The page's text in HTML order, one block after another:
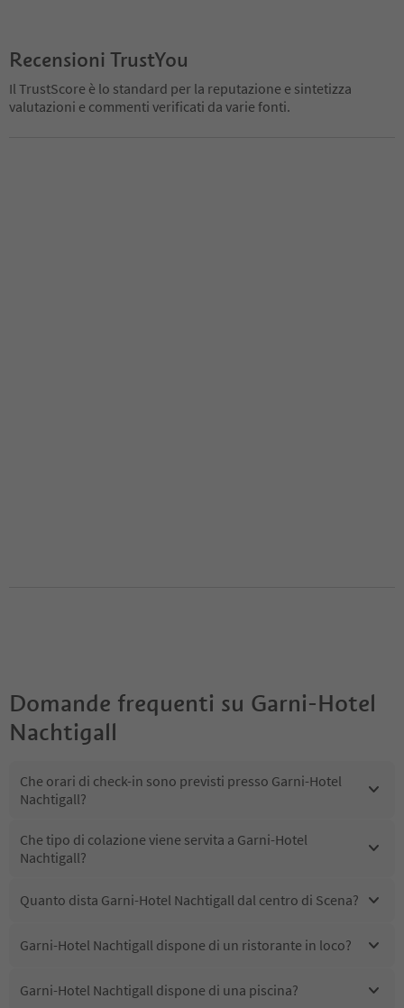
Recensioni TrustYou
Il TrustScore è lo standard per la reputazione e sintetizza
valutazioni e commenti verificati da varie fonti.
Domande frequenti su Garni-Hotel
Nachtigall
Che orari di check-in sono previsti presso Garni-Hotel
Nachtigall?
Che tipo di colazione viene servita a Garni-Hotel
Nachtigall?
Quanto dista Garni-Hotel Nachtigall dal centro di Scena?
Garni-Hotel Nachtigall dispone di un ristorante in loco?
Garni-Hotel Nachtigall dispone di una piscina?